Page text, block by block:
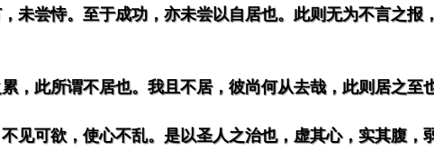
未尝恃。至于成功，亦未尝以自居也。此则无为不言之报
，此所谓不居也。我且不居，彼尚何从去哉，此则居之至也
见可欲，使心不乱。是以圣人之治也，虚其心，实其腹，